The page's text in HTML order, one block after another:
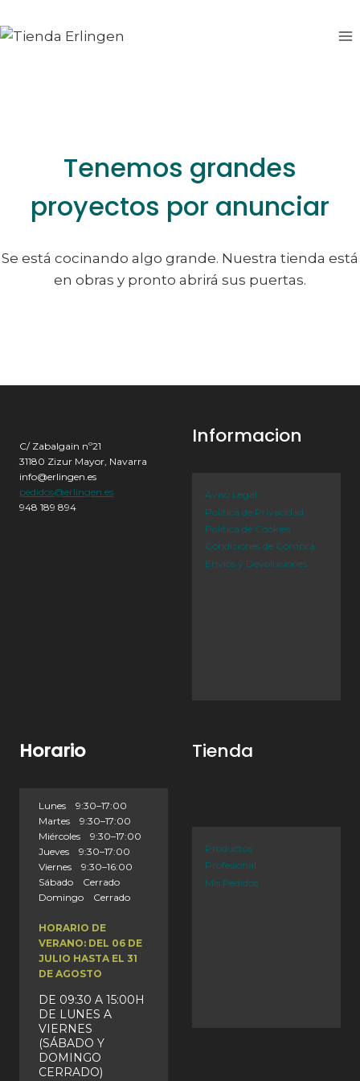
al
al
Tenemos grandes
proyectos por anunciar
Se está cocinando algo grande. Nuestra tienda está
en obras y pronto abrirá sus puertas.
C/ Zabalgain nº21
31180 Zizur Mayor, Navarra
info@erlingen.es
pedidos@erlingen.es
948 189 894
Informacion
Aviso Legal
Política de Privacidad
Política de Cookies
Condiciones de Compra
Envíos y Devoluciones
Horario
Lunes 9:30–17:00
Martes 9:30–17:00
Miércoles 9:30–17:00
Jueves 9:30–17:00
Viernes 9:30–16:00
Sábado Cerrado
Domingo Cerrado
HORARIO DE
VERANO: DEL 06 DE
JULIO HASTA EL 31
DE AGOSTO
DE 09:30 A 15:00H
DE LUNES A
VIERNES
(SÁBADO Y
DOMINGO
CERRADO)
Tienda
Productos
Profesional
Mis Pedidos